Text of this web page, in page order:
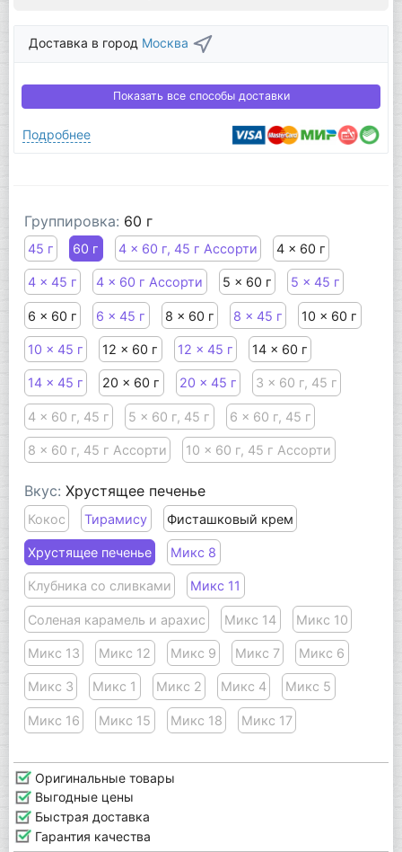
Доставка в город Москва
Показать все способы доставки
Подробнее
Группировка: 60 г
45 г 60 г 4 x 60 г, 45 г Ассорти 4 x 60 г
4 x 45 г 4 x 60 г Ассорти 5 x 60 г 5 x 45 г
6 x 60 г 6 x 45 г 8 x 60 г 8 x 45 г 10 x 60 г
10 x 45 г 12 x 60 г 12 x 45 г 14 x 60 г
14 x 45 г 20 x 60 г 20 x 45 г 3 x 60 г, 45 г
4 x 60 г, 45 г 5 x 60 г, 45 г 6 x 60 г, 45 г
8 x 60 г, 45 г Ассорти 10 x 60 г, 45 г Ассорти
Вкус: Хрустящее печенье
Кокос Тирамису Фисташковый крем
Хрустящее печенье Микс 8
Клубника со сливками Микс 11
Соленая карамель и арахис Микс 14 Микс 10
Микс 13 Микс 12 Микс 9 Микс 7 Микс 6
Микс 3 Микс 1 Микс 2 Микс 4 Микс 5
Микс 16 Микс 15 Микс 18 Микс 17
Оригинальные товары
Выгодные цены
Быстрая доставка
Гарантия качества